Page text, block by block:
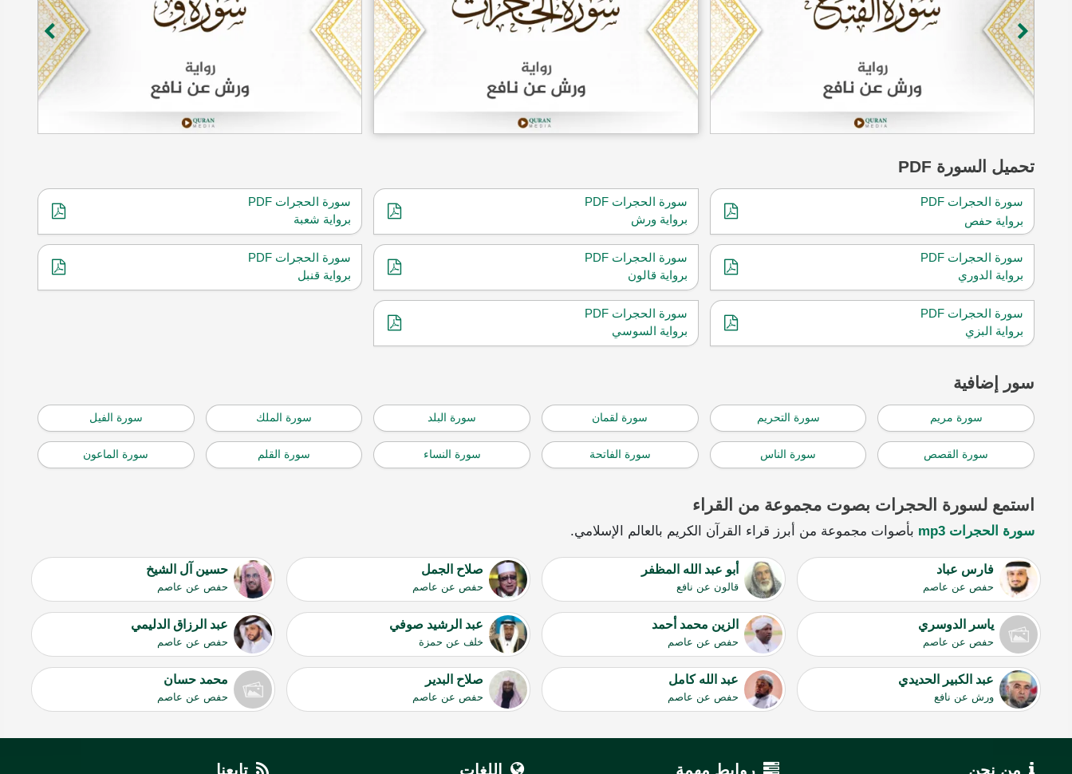
تحميل السورة PDF
سورة الحجرات PDF
برواية حفص
سورة الحجرات PDF
برواية ورش
سورة الحجرات PDF
برواية شعبة
سورة الحجرات PDF
برواية الدوري
سورة الحجرات PDF
برواية قالون
سورة الحجرات PDF
برواية قنبل
سورة الحجرات PDF
برواية البزي
سورة الحجرات PDF
برواية السوسي
سور إضافية
سورة مريم سورة التحريم سورة لقمان سورة البلد سورة الملك سورة الفيل
سورة القصص سورة الناس سورة الفاتحة سورة النساء سورة القلم سورة الماعون
استمع لسورة الحجرات بصوت مجموعة من القراء
سورة الحجرات mp3 بأصوات مجموعة من أبرز قراء القرآن الكريم بالعالم الإسلامي.
فارس عباد
حفص عن عاصم
أبو عبد الله المظفر
قالون عن نافع
صلاح الجمل
حفص عن عاصم
حسين آل الشيخ
حفص عن عاصم
ياسر الدوسري
حفص عن عاصم
الزين محمد أحمد
حفص عن عاصم
عبد الرشيد صوفي
خلف عن حمزة
عبد الرزاق الدليمي
حفص عن عاصم
عبد الكبير الحديدي
ورش عن نافع
عبد الله كامل
حفص عن عاصم
صلاح البدير
حفص عن عاصم
محمد حسان
حفص عن عاصم
من نحن روابط مهمة اللغات تابعنا